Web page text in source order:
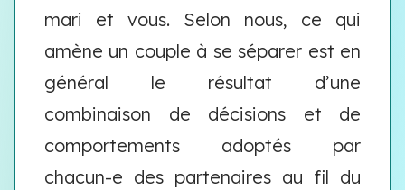
mari et vous. Selon nous, ce qui
amène un couple à se séparer est en
général le résultat d’une
combinaison de décisions et de
comportements adoptés par
chacun-e des partenaires au fil du